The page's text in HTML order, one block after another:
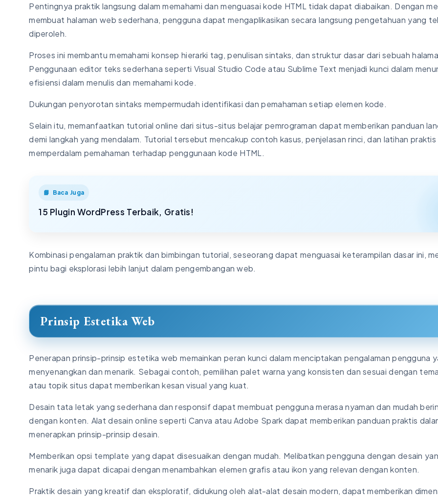
Pentingnya praktik langsung dalam memahami dan menguasai kode HTML tidak dapat diabaikan. Dengan
membuat halaman web sederhana, pengguna dapat mengaplikasikan secara langsung pengetahuan yang
diperoleh.
Proses ini membantu memahami konsep hierarki tag, penulisan sintaks, dan struktur dasar dari sebuah
Penggunaan editor teks sederhana seperti Visual Studio Code atau Sublime Text menjadi kunci dalam
efisiensi dalam menulis dan memahami kode.
Dukungan penyorotan sintaks mempermudah identifikasi dan pemahaman setiap elemen kode.
Selain itu, memanfaatkan tutorial online dari situs-situs belajar pemrograman dapat memberikan panduan
demi langkah yang mendalam. Tutorial tersebut mencakup contoh kasus, penjelasan rinci, dan latihan
memperdalam pemahaman terhadap penggunaan kode HTML.
Baca Juga
15 Plugin WordPress Terbaik, Gratis!
Kombinasi pengalaman praktik dan bimbingan tutorial, seseorang dapat menguasai keterampilan dasar ini,
pintu bagi eksplorasi lebih lanjut dalam pengembangan web.
Prinsip Estetika Web
Penerapan prinsip-prinsip estetika web memainkan peran kunci dalam menciptakan pengalaman pengguna
menyenangkan dan menarik. Sebagai contoh, pemilihan palet warna yang konsisten dan sesuai dengan
atau topik situs dapat memberikan kesan visual yang kuat.
Desain tata letak yang sederhana dan responsif dapat membuat pengguna merasa nyaman dan mudah
dengan konten. Alat desain online seperti Canva atau Adobe Spark dapat memberikan panduan praktis
menerapkan prinsip-prinsip desain.
Memberikan opsi template yang dapat disesuaikan dengan mudah. Melibatkan pengguna dengan desain
menarik juga dapat dicapai dengan menambahkan elemen grafis atau ikon yang relevan dengan konten.
Praktik desain yang kreatif dan eksploratif, didukung oleh alat-alat desain modern, dapat memberikan